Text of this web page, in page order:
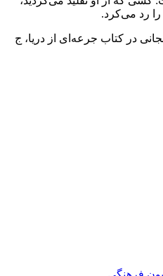
را رد می‌کرد.
در کتاب جرعه‌ای از دریا، ج